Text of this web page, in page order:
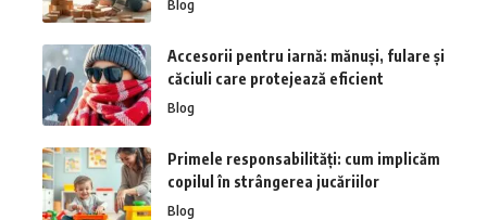
Blog
Accesorii pentru iarnă: mănuși, fulare și
căciuli care protejează eficient
Blog
Primele responsabilități: cum implicăm
copilul în strângerea jucăriilor
Blog